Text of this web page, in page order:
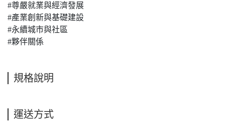
#尊嚴就業與經濟發展
#產業創新與基礎建設
#永續城市與社區
#夥伴關係
規格說明
運送方式